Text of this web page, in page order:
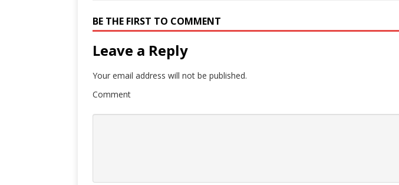
BE THE FIRST TO COMMENT
Leave a Reply
Your email address will not be published.
Comment